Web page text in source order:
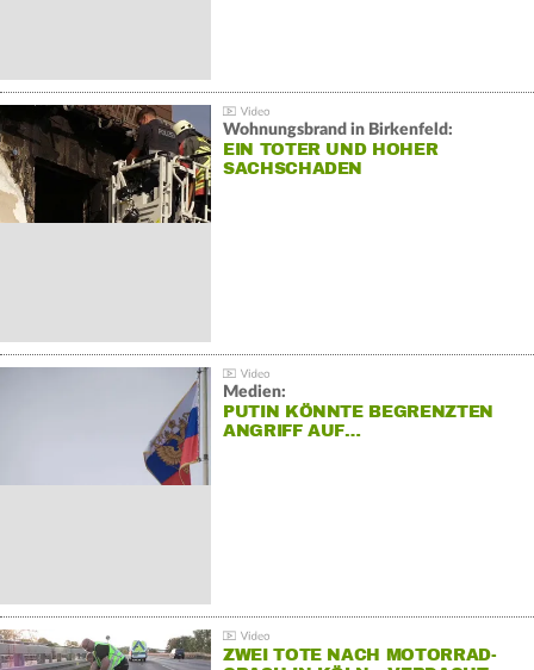
Wohnungsbrand in Birkenfeld:
EIN TOTER UND HOHER
SACHSCHADEN
Medien:
PUTIN KÖNNTE BEGRENZTEN
ANGRIFF AUF…
ZWEI TOTE NACH MOTORRAD-